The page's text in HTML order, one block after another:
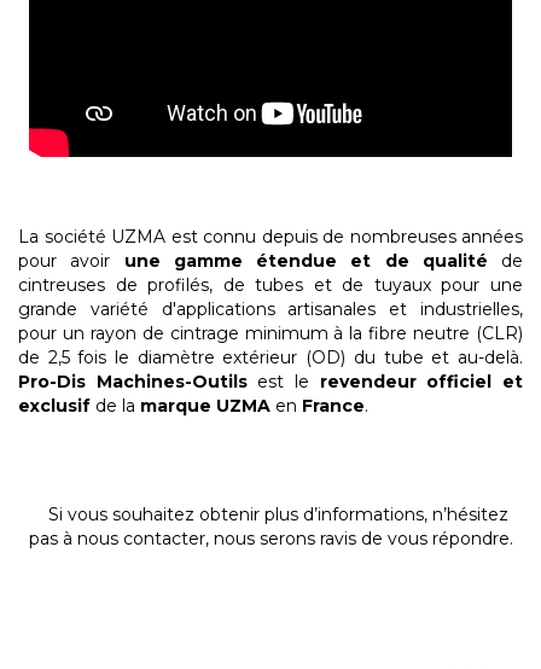
La société UZMA est connu depuis de nombreuses années
pour avoir une gamme étendue et de qualité de
cintreuses de profilés, de tubes et de tuyaux pour une
grande variété d'applications artisanales et industrielles,
pour un rayon de cintrage minimum à la fibre neutre (CLR)
de 2,5 fois le diamètre extérieur (OD) du tube et au-delà.
Pro-Dis Machines-Outilsest le revendeur officiel et
exclusif de la marque UZMA en France.
Si vous souhaitez obtenir plus d’informations, n’hésitez
pas à nous contacter, nous serons ravis de vous répondre.